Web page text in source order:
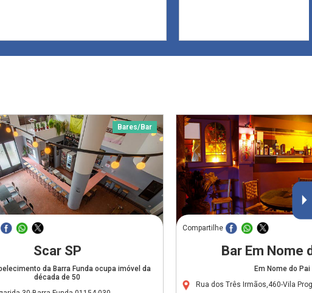
Bares/Bar
Scar SP
da Barra Funda ocupa imóvel da
década de 50
Compartilhe
Bar Em Nome
Em Nome do Pai
Rua dos Três Irmãos,460-Vila